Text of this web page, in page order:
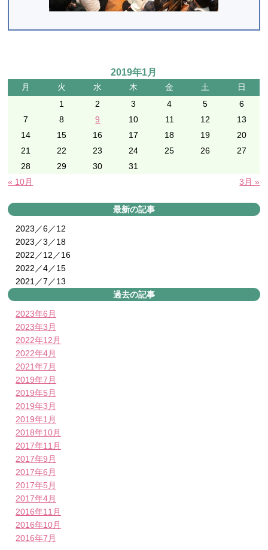
2019年1月
月 火 水 木 金 土 日
« 10月 3月 »
1 2 3 4 5
6
7
8 9 10 11 12
13
14
15 16 17 18 19
20
21
22 23 24 25 26
27
28
29 30 31
最新の記事
2023／6／12
2023／3／18
2022／12／16
2022／4／15
2021／7／13
過去の記事
2023年6月
2023年3月
2022年12月
2022年4月
2021年7月
2019年7月
2019年5月
2019年3月
2019年1月
2018年10月
2017年11月
2017年9月
2017年6月
2017年5月
2017年4月
2016年11月
2016年10月
2016年7月